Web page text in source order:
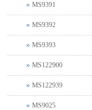
MS9391
MS9392
MS9393
MS122900
MS122939
MS9025